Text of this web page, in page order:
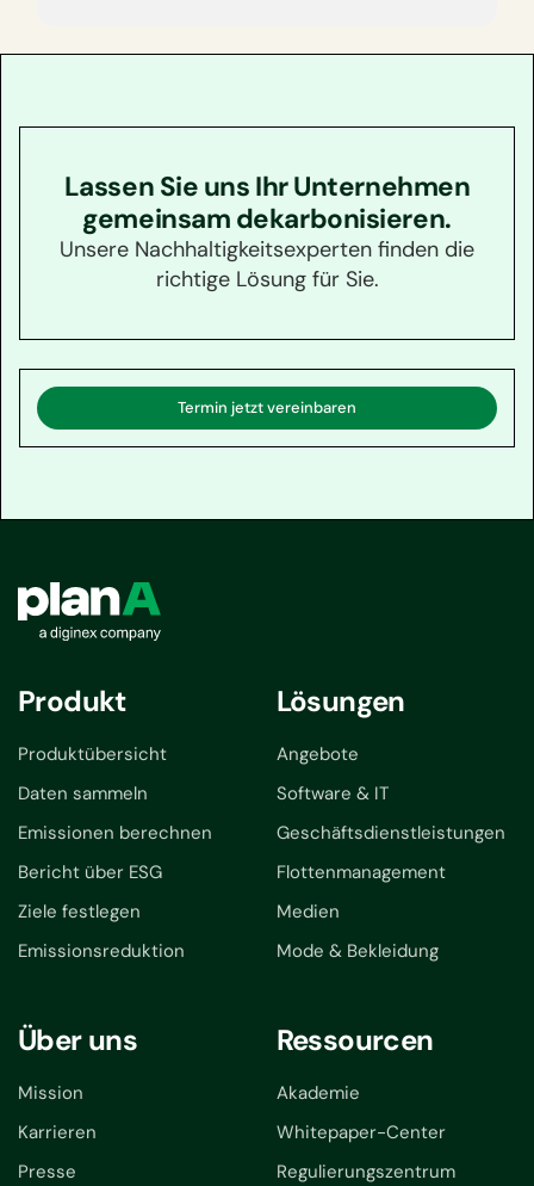
Lassen Sie uns Ihr Unternehmen
gemeinsam dekarbonisieren.
Unsere Nachhaltigkeitsexperten finden die
richtige Lösung für Sie.
Termin jetzt vereinbaren
Produkt
Produktübersicht
Daten sammeln
Emissionen berechnen
Bericht über ESG
Ziele festlegen
Emissionsreduktion
Lösungen
Angebote
Software & IT
Geschäftsdienstleistungen
Flottenmanagement
Medien
Mode & Bekleidung
Über uns
Mission
Karrieren
Presse
Ressourcen
Akademie
Whitepaper-Center
Regulierungszentrum